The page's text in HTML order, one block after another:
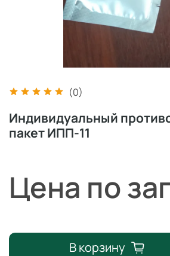
(0)
Индивидуальный
пакет ИПП-11
Цена по
В корзину